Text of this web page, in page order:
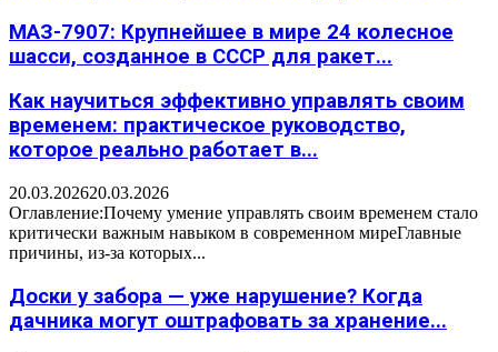
МАЗ-7907: Крупнейшее в мире 24 колесное
шасси, созданное в СССР для ракет...
Как научиться эффективно управлять своим
временем: практическое руководство,
которое реально работает в...
20.03.202620.03.2026
Оглавление:Почему умение управлять своим временем стало
критически важным навыком в современном миреГлавные
причины, из-за которых...
Доски у забора — уже нарушение? Когда
дачника могут оштрафовать за хранение...